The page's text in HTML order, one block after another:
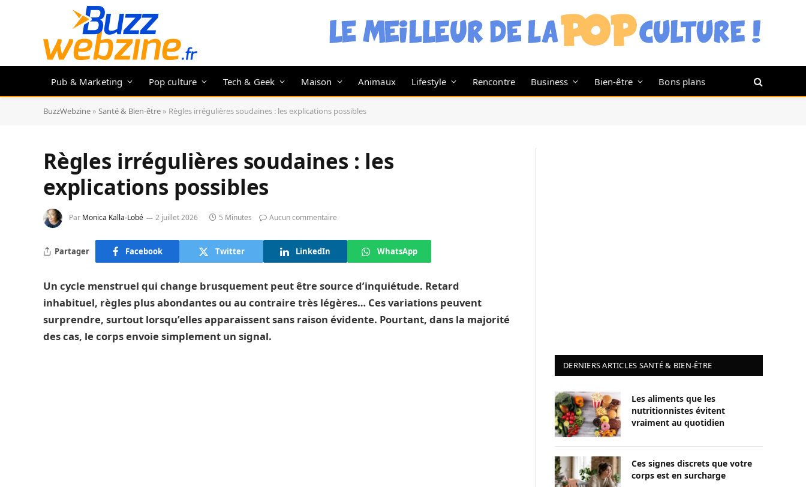
Pub & Marketing Pop culture Tech & Geek Maison Animaux Lifestyle Rencontre Business Bien-être Bons plans
BuzzWebzine » Santé & Bien-être » Règles irrégulières soudaines : les explications possibles
Règles irrégulières soudaines : les
explications possibles
Par Monica Kalla-Lobé 2 juillet 2026 5 Minutes Aucun commentaire
Partager Facebook Twitter LinkedIn WhatsApp
Un cycle menstruel qui change brusquement peut être source d’inquiétude. Retard
inhabituel, règles plus abondantes ou au contraire très légères… Ces variations peuvent
surprendre, surtout lorsqu’elles apparaissent sans raison évidente. Pourtant, dans la majorité
des cas, le corps envoie simplement un signal.
DERNIERS ARTICLES SANTÉ & BIEN-ÊTRE
Les aliments que les
nutritionnistes évitent
vraiment au quotidien
Ces signes discrets que votre
corps est en surcharge